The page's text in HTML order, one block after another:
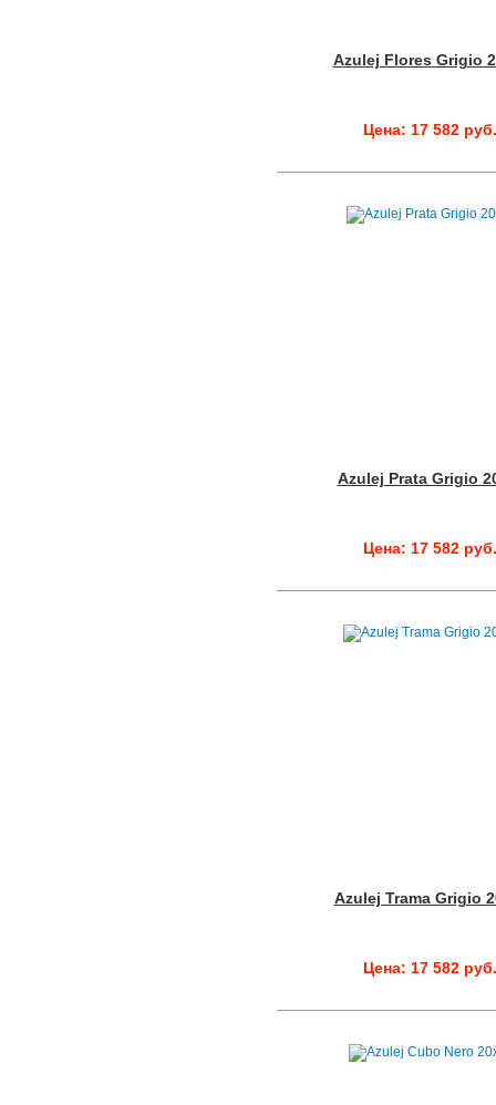
Azulej Flores Grigio
Цена: 17 582 руб.
Azulej Prata Grigio
Цена: 17 582 руб.
Azulej Trama Grigio
Цена: 17 582 руб.